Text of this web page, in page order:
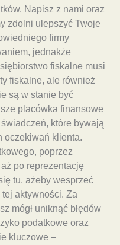
Napisz z nami oraz
zdolni ulepszyć Twoje
firmy
jednakże
fiskalne musi
fiskalne, ale również
są w stanie być
placówka finansowe
które bywają
oczekiwań klienta.
poprzez
po reprezentację
tu, ażeby wesprzeć
aktywności. Za
mógł uniknąć błędów
podatkowe oraz
kluczowe –